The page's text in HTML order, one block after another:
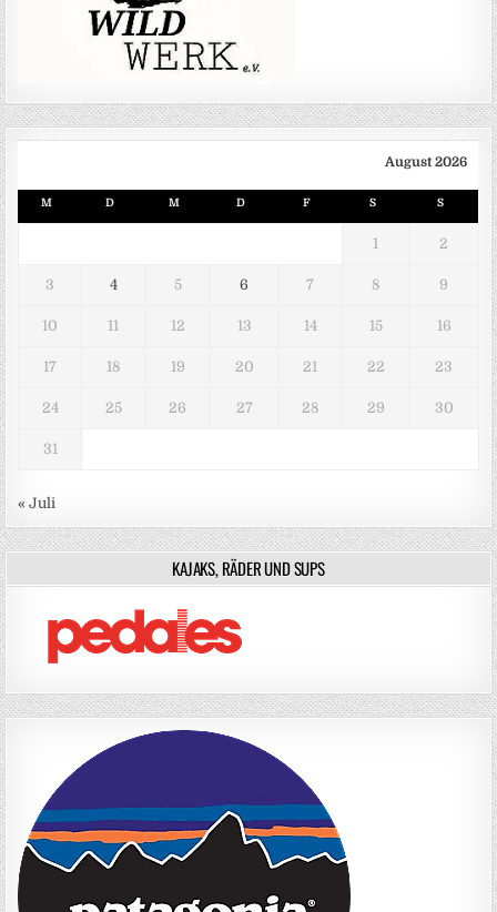
August 2026
M D M D F S S
1 2
3 4 5 6 7 8 9
10 11 12 13 14 15 16
17 18 19 20 21 22 23
24 25 26 27 28 29 30
31
« Juli
KAJAKS, RÄDER UND SUPS